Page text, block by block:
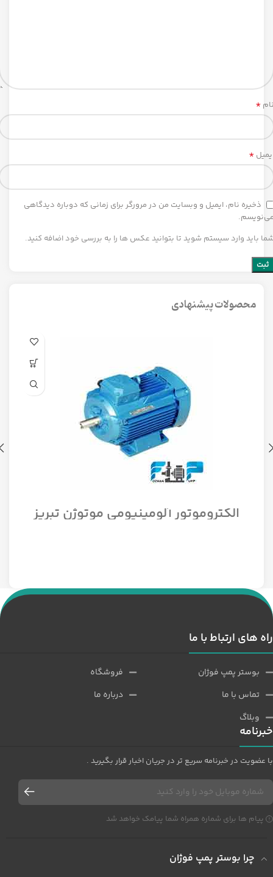
*
*
ذخیره نام، ایمیل و وبسایت من در مرورگر برای زمانی که دوباره دیدگاهی
باید وارد سیستم شوید تا بتوانید عکس ها را به بررسی خود اضافه کنید.
محصولات پیشنهادی
الکتروموتور آلومینیومی موتوژن تبریز
سه فاز مدل 1/12 اسب 1500 دور
راه های ارتباط با ما
بوستر پمپ فوژان
تماس با ما
وبلاگ
فروشگاه
درباره ما
خبرنامه
با عضویت در خبرنامه سریع تر در جریان اخبار قرار بگیرید .
پیام ها برای شماره همراه شما پیامک خواهد شد
چرا بوستر پمپ فوژان